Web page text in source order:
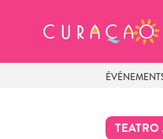
MES FAVORIS